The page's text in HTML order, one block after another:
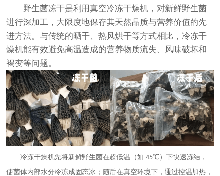
野生菌冻干是利用真空冷冻干燥机 ，对新鲜野生菌
进行深加工，大限度地保存其天然品质与营养价值的先
进方法。与传统的晒干、热风烘干等方式相比，冷冻干
燥机能有效避免高温造成的营养物质流失、风味破坏和
褐变等问题。
冷冻干燥机先将新鲜野生菌在超低温（如-45℃）下快速冻结，
使菌体内部水分冷冻成固态冰；随后在真空环境下，通过控温加热，